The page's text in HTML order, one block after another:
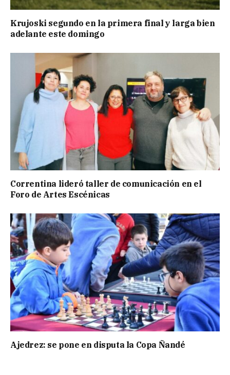
Krujoski segundo en la primera final y larga bien
adelante este domingo
Correntina lideró taller de comunicación en el
Foro de Artes Escénicas
Ajedrez: se pone en disputa la Copa Ñandé